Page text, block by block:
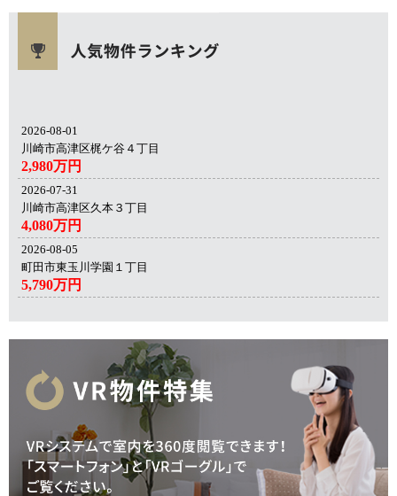
2026-08-01
川崎市高津区梶ケ谷４丁目
2,980万円
2026-07-31
川崎市高津区久本３丁目
4,080万円
2026-08-05
町田市東玉川学園１丁目
5,790万円